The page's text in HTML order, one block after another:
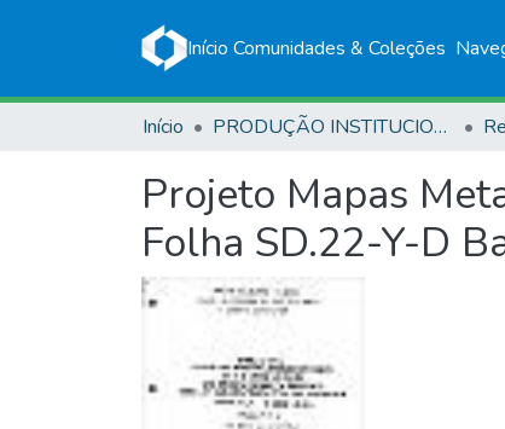
Início Comunidades & Coleções
Início PRODUÇÃO INSTITUCIONAL
Projeto Mapas
Folha SD.22-Y-D